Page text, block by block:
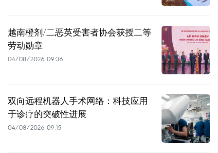
越南橙剂/二恶英受害者协会获授二等
劳动勋章
04/08/2026 09:36
双向远程机器人手术网络：科技应用
于诊疗的突破性进展
04/08/2026 09:15